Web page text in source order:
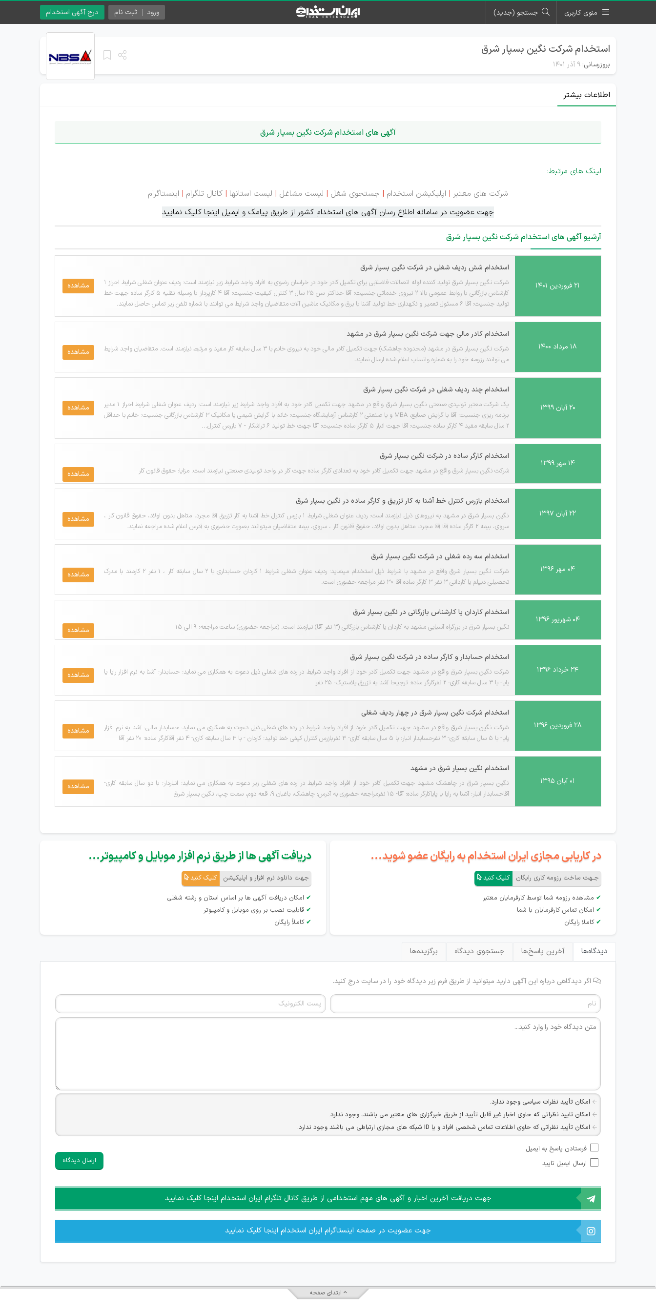
منوی کاربری جستجو (جدید) درج آگهی استخدام ورود ثبت نام
استخدام شرکت نگین بسپار شرق
بروزرسانی: ۹ آذر ۱۴۰۱
اطلاعات بیشتر
آگهی های استخدام شرکت نگین بسپار شرق
لینک های مرتبط:
شرکت های معتبر | اپلیکیشن استخدام | جستجوی شغل | لیست مشاغل | لیست استانها | کانال تلگرام | اینستاگرام
جهت عضویت در سامانه اطلاع رسان آگهی های استخدام کشور از طریق پیامک و ایمیل اینجا کلیک نمایید
آرشیو آگهی های استخدام شرکت نگین بسپار شرق
۲۱ فروردین ۱۴۰۱
استخدام شش ردیف شغلی در شرکت نگین بسپار شرق
شرکت نگین بسپار شرق تولید کننده لوله اتصالات فاضلابی برای تکمیل کادر خود در خراسان رضوی به افراد واجد شرایط زیر نیازمند است: ردیف عنوان شغلی شرایط احراز 1
کارشناس بازرگانی با روابط عمومی بالا 2 نیروی خدماتی جنسیت: آقا حداکثر سن 25 سال 3 کنترل کیفیت جنسیت: آقا 4 کارپرداز با وسیله نقلیه 5 کارگر ساده جهت خط
تولید جنسیت: آقا 6 مسئول تعمیر و نکهداری خط تولید آشنا با برق و مکانیک ماشین آلات متقاضیان واجد شرایط می توانند با شماره تلفن زیر تماس حاصل نمایند.
مشاهده
۱۸ مرداد ۱۴۰۰
استخدام کادر مالی جهت شرکت نگین بسپار شرق در مشهد
شرکت نگین بسپار شرق در مشهد (محدوده چاهشک) جهت تکمیل کادر مالی خود به نیروی خانم با 3 سال سابقه کار مفید و مرتبط نیازمند است. متقاضیان واجد شرایط
می توانند رزومه خود را به شماره واتساپ اعلام شده ارسال نمایند.
مشاهده
۲۰ آبان ۱۳۹۹
استخدام چند ردیف شغلی در شرکت نگین بسپار شرق
یک شرکت معتبر تولیدی صنعتی نگین بسپار شرق واقع در مشهد جهت تکمیل کادر خود به افراد واجد شرایط زیر نیازمند است: ردیف عنوان شغلی شرایط احراز 1 مدیر
برنامه ریزی جنسیت: آقا با گرایش صنایع، MBA و یا صنعتی 2 کارشناس آزمایشگاه جنسیت: خانم با گرایش شیمی یا مکانیک 3 کارشناس بازرگانی جنسیت: خانم با حداقل
2 سال سابقه مفید 4 کارگر ساده جنسیت: آقا جهت انبار 5 کارگر ساده جنسیت: آقا جهت خط تولید 6 تراشکار - 7 بازرس کنترل...
مشاهده
۱۴ مهر ۱۳۹۹
استخدام کارگر ساده در شرکت نگین بسپار شرق
شرکت نگین بسپار شرق واقع در مشهد جهت تکمیل کادر خود به تعدادی کارگر ساده جهت کار در واحد تولیدی صنعتی نیازمند است. مزایا: حقوق قانون کار مشاهده
۲۲ آبان ۱۳۹۷
استخدام بازرس کنترل خط آشنا به کار تزریق و کارگر ساده در نگین بسپار شرق
نگین بسپار شرق در مشهد به نیروهای ذیل نیازمند است: ردیف عنوان شغلی شرایط 1 بازرس کنترل خط آشنا به کار تزریق آقا مجرد، متاهل بدون اولاد، حقوق قانون کار ،
سروی، بیمه 2 کارگر ساده آقا آقا مجرد، متاهل بدون اولاد، حقوق قانون کار ، سروی، بیمه متقاضیان میتوانند بصورت حضوری به آدرس اعلام شده مراجعه نمایند.
مشاهده
۰۴ مهر ۱۳۹۶
استخدام سه رده شغلی در شرکت نگین بسپار شرق
شرکت نگین بسپار شرق واقع در مشهد با شرایط ذیل استخدام مینماید: ردیف عنوان شغلی شرایط 1 کاردان حسابداری با 2 سال سابقه کار ، 1 نفر 2 کارمند با مدرک
تحصیلی دیپلم یا کاردانی 3 نفر 3 کارگر ساده آقا 30 نفر مراجعه حضوری است.
مشاهده
۰۴ شهریور ۱۳۹۶
استخدام کاردان یا کارشناس بازرگانی در نگین بسپار شرق
نگین بسپار شرق در بزرگراه آسیایی مشهد به کاردان یا کارشناس بازرگانی (3 نفر آقا) نیازمند است. (مراجعه حضوری) ساعت مراجعه: 9 الی 15 مشاهده
۲۴ خرداد ۱۳۹۶
استخدام حسابدار و کارگر ساده در شرکت نگین بسپار شرق
شرکت نگین بسپار شرق واقع در مشهد جهت تکمیل کادر خود از افراد واجد شرایط در رده های شغلی ذیل دعوت به همکاری می نماید: حسابدار: آشنا به نرم افزار رایا یا
پایا- با 3 سال سابقه کاری- 2 نفرکارگر ساده: ترجیحا آشنا به تزریق پلاستیک- 25 نفر
مشاهده
۲۸ فروردین ۱۳۹۶
استخدام شرکت نگین بسپار شرق در چهار ردیف شغلی
شرکت نگین بسپار شرق واقع در مشهد جهت تکمیل کادر خود از افراد واجد شرایط در رده های شغلی ذیل دعوت به همکاری می نماید: حسابدار مالی: آشنا به نرم افزار
پایا- با 5 سال سابقه کاری- 3 نفرحسابدار انبار: با 5 سال سابقه کاری- 3 نفربازرس کنترل کیفی خط تولید: کاردان - با 3 سال سابقه کاری- 4 نفر آقاکارگر ساده: 20 نفر آقا
مشاهده
۰۱ آبان ۱۳۹۵
استخدام نگین بسپار شرق در مشهد
نگین بسپار شرق در چاهشک مشهد جهت تکمیل کادر خود از افراد واجد شرایط در رده های شغلی زیر دعوت به همکاری می نماید: انباردار: با دو سال سابقه کاری-
آقاحسابدار انبار: آشنا به رایا یا پایاکارگر ساده: آقا- 15 نفرمراجعه حضوری به آدرس: چاهشک، باغبان 9، قعه دوم، سمت چپ، نگین بسپار شرق
مشاهده
در کاریابی مجازی ایران استخدام به رایگان عضو شوید...
جـهت ساخت رزومه کاری رایگان کلیک کنید
✔ مشاهده رزومه شما توسط کارفرمایان معتبر
✔ امکان تماس کارفرمایان با شما
✔ کاملا رایگان
دریافت آگهی ها از طریق نرم افزار موبایل و کامپیوتر...
جهت دانلود نرم افزار و اپلیکیشن کلیک کنید
✔ امکان دریافت آگهی ها بر اساس استان و رشته شغلی
✔ قابلیت نصب بر روی موبایل و کامپیوتر
✔ کاملاً رایگان
دیدگاه‌ها آخرین پاسخ‌ها جستجوی دیدگاه برگزیده‌ها
اگر دیدگاهی درباره این آگهی دارید میتوانید از طریق فرم زیر دیدگاه خود را در سایت درج کنید.
امکان تأیید نظرات سیاسی وجود ندارد.
امکان تایید نظراتی که حاوی اخبار غیر قابل تأیید از طریق خبرگزاری های معتبر می باشند، وجود ندارد.
امکان تأیید نظراتی که حاوی اطلاعات تماس شخصی افراد و یا ID شبکه های مجازی ارتباطی می باشند وجود ندارد.
هرگونه تحریک، تحقیر و کنایه به سایر افراد (مسئول و غیر مسئول) غیر مجاز می باشد.
امکان هماهنگی برای هرگونه ملاقات حضوری چه به صورت دسته جمعی و چه فردی توسط کاربران سایت وجود ندارد.
فرستادن پاسخ به ایمیل
ارسال ایمیل تایید
ارسال دیدگاه
جهت دریافت آخرین اخبار و آگهی های مهم استخدامی از طریق کانال تلگرام ایران استخدام اینجا کلیک نمایید
جهت عضویت در صفحه اینستاگرام ایران استخدام اینجا کلیک نمایید
ابتدای صفحه